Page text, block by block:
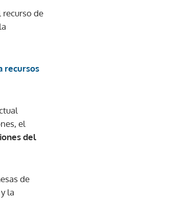
recurso de
recursos
el
del
de
y la